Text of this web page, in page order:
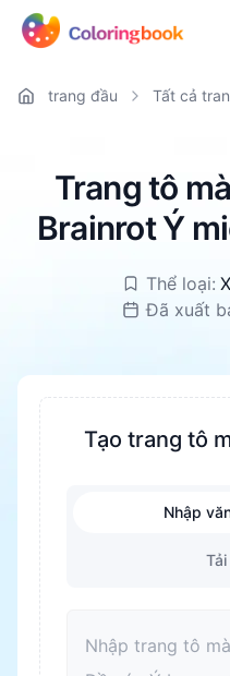
trang đầu Tất cả
Trang tô
Brainrot Ý
Thể loại:
Đã xuất
Tạo trang tô
Nhập